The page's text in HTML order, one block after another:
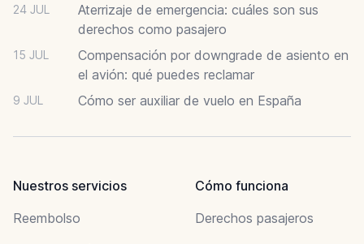
24 JUL
Aterrizaje de emergencia: cuáles son sus
derechos como pasajero
15 JUL
Compensación por downgrade de asiento en
el avión: qué puedes reclamar
9 JUL Cómo ser auxiliar de vuelo en España
Nuestros servicios
Reembolso
Cómo funciona
Derechos pasajeros